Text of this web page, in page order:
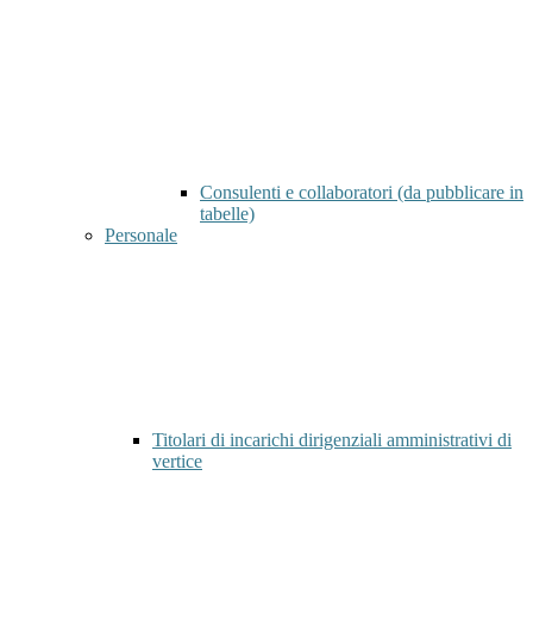
Consulenti e collaboratori (da pubblicare in
tabelle)
Personale
Titolari di incarichi dirigenziali amministrativi di
vertice